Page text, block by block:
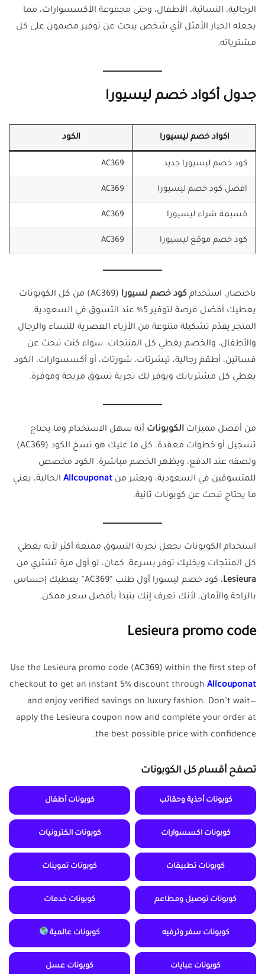
الرجالية، النسائية، الأطفال، وحتى مجموعة الأكسسوارات، مما
يجعله الخيار الأمثل لأي شخص يبحث عن توفير مضمون على كل
مشترياته.
جدول أكواد خصم ليسيورا
اكواد خصم ليسيورا الكود
كود خصم ليسيورا جديد AC369
افضل كود خصم ليسيورا AC369
قسيمة شراء ليسيورا AC369
كود خصم موقع ليسيورا AC369
باختصار، استخدام كود خصم لسيورا
(AC369) من كل الكوبونات
يعطيك أفضل فرصة لتوفير 5% عند التسوق في السعودية.
المتجر يقدّم تشكيلة متنوعة من الأزياء العصرية للنساء والرجال
والأطفال، والخصم يغطي كل المنتجات. سواء كنت تبحث عن
فساتين، أطقم رجالية، تيشرتات، شورتات، أو أكسسوارات، الكود
يغطي كل مشترياتك ويوفر لك تجربة تسوق مريحة وموفرة.
من أفضل مميزات الكوبونات أنه سهل الاستخدام وما يحتاج
تسجيل أو خطوات معقدة. كل ما عليك هو نسخ الكود (AC369)
ولصقه عند الدفع، ويظهر الخصم مباشرة. الكود مخصص
للمتسوقين في السعودية، ويعتبر من Allcouponat الحالية، يعني
ما يحتاج تبحث عن كوبونات ثانية.
استخدام الكوبونات يجعل تجربة التسوق ممتعة أكثر لأنه يغطي
كل المنتجات ويخليك توفر بسرعة. كمان، لو أول مرة تشتري من
Lesieura
، كود خصم ليسورا أول طلب “AC369” يعطيك إحساس
بالراحة والأمان، لأنك تعرف إنك بتبدأ بأفضل سعر ممكن.
Lesieura promo code
Use the Lesieura promo code (AC369) within the first step of
checkout to get an instant 5% discount through Allcouponat
and enjoy verified savings on luxury fashion. Don’t wait—
apply the Lesieura coupon now and complete your order at
the best possible price with confidence.
تصفح أقسام كل الكوبونات
كوبونات أحذية وحقائب كوبونات أطفال
كوبونات اكسسوارات كوبونات الكترونيات
كوبونات تطبيقات كوبونات تموينات
كوبونات توصيل ومطاعم كوبونات خدمات
كوبونات سفر وترفيه كوبونات عالمية
كوبونات عبايات كوبونات عسل